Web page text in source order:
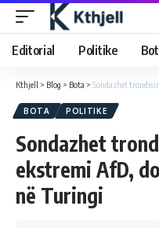
Editorial Politike
Kthjell > Blog > Bota > Sondazhet trondisin
BOTA POLITIKE
Sondazhet
ekstremi AfD,
në Turingi